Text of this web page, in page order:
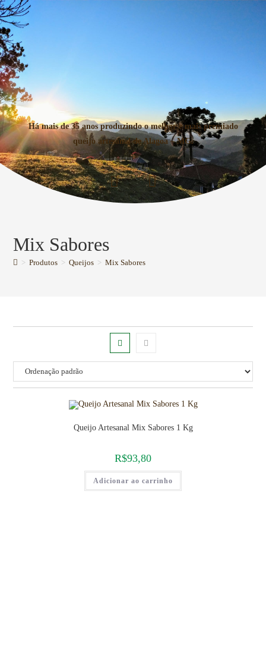
Há mais de 35 anos produzindo o melhor e mais premiado
queijo artesanal de Alagoa – MG.
Mix Sabores
> Produtos > Queijos > Mix Sabores
Queijo Artesanal Mix Sabores 1 Kg
R$93,80
Adicionar ao carrinho